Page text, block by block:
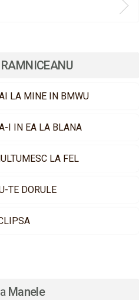
RAMNICEANU
LA MINE IN BMWU
I IN EA LA BLANA
LA FEL
TE DORULE
Manele